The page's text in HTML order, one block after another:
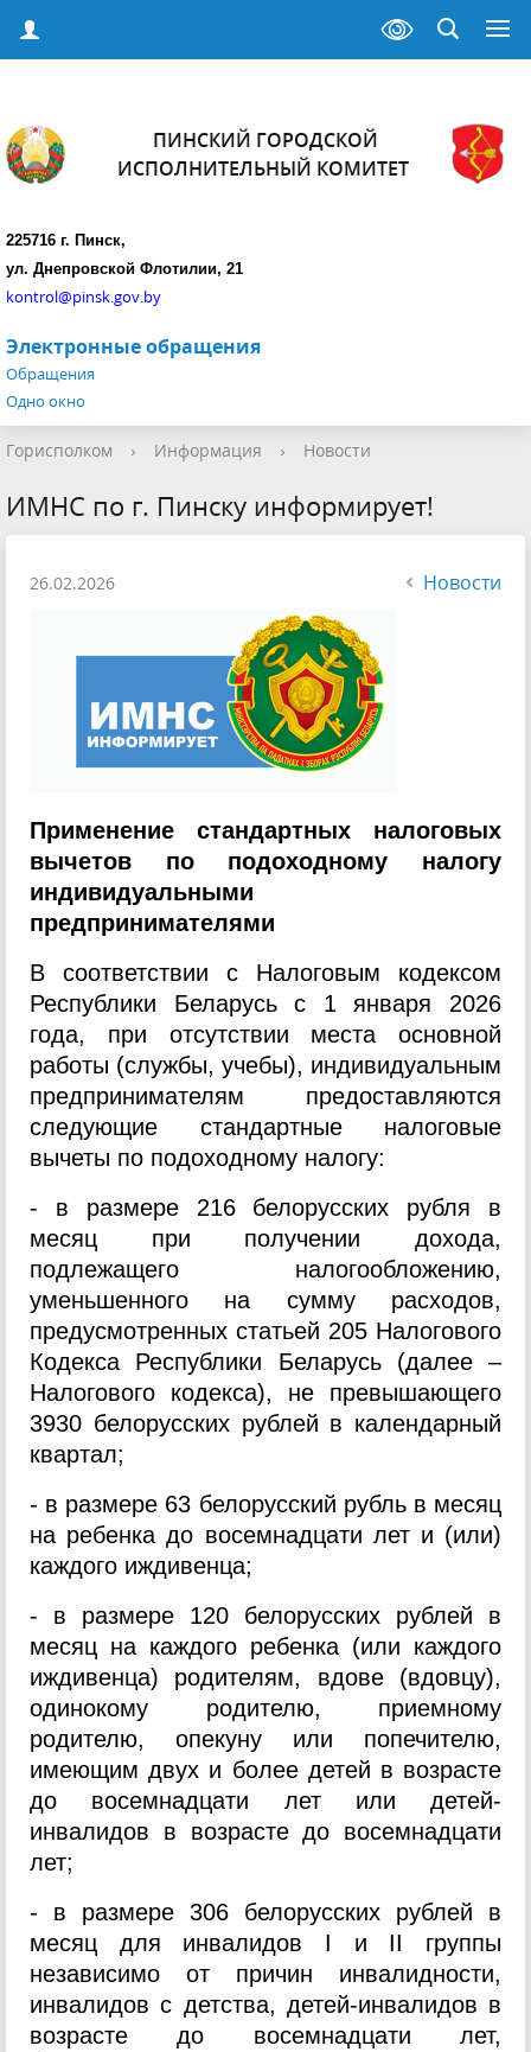
ПИНСКИЙ ГОРОДСКОЙ
ИСПОЛНИТЕЛЬНЫЙ КОМИТЕТ
225716 г. Пинск,
ул. Днепровской Флотилии, 21
kontrol@pinsk.gov.by
Электронные обращения
Обращения
Одно окно
Горисполком › Информация › Новости
ИМНС по г. Пинску информирует!
26.02.2026 Новости
Применение стандартных налоговых
вычетов по подоходному налогу
индивидуальными
предпринимателями
В соответствии с Налоговым кодексом
Республики Беларусь с 1 января 2026
года, при отсутствии места основной
работы (службы, учебы), индивидуальным
предпринимателям предоставляются
следующие стандартные налоговые
вычеты по подоходному налогу:
- в размере 216 белорусских рубля в
месяц при получении дохода,
подлежащего налогообложению,
уменьшенного на сумму расходов,
предусмотренных статьей 205 Налогового
Кодекса Республики Беларусь (далее –
Налогового кодекса), не превышающего
3930 белорусских рублей в календарный
квартал;
- в размере 63 белорусский рубль в месяц
на ребенка до восемнадцати лет и (или)
каждого иждивенца;
- в размере 120 белорусских рублей в
месяц на каждого ребенка (или каждого
иждивенца) родителям, вдове (вдовцу),
одинокому родителю, приемному
родителю, опекуну или попечителю,
имеющим двух и более детей в возрасте
до восемнадцати лет или детей-
инвалидов в возрасте до восемнадцати
лет;
- в размере 306 белорусских рублей в
месяц для инвалидов I и II группы
независимо от причин инвалидности,
инвалидов с детства, детей-инвалидов в
возрасте до восемнадцати лет,